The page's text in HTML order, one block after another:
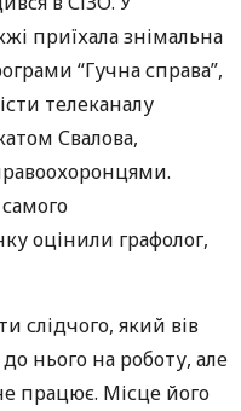
приїхала знімальна
“Гучна справа”,
телеканалу
Свалова,
оцінили графолог,
слідчого, який вів
нього на роботу, але
працює. Місце його